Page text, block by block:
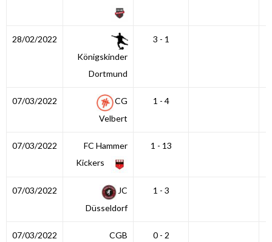
28/02/2022
Königskinder
Dortmund
3 - 1
07/03/2022
CG
Velbert
1 - 4
07/03/2022
FC Hammer
Kickers
1 - 13
07/03/2022
JC
Düsseldorf
1 - 3
07/03/2022
CGB
0 - 2